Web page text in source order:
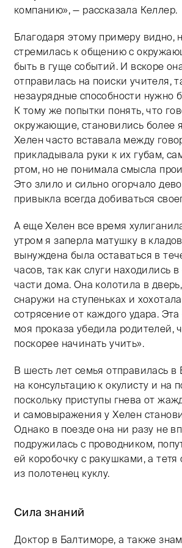
компанию», — рассказала Келлер.
Благодаря этому примеру видно,
стремилась к общению с
быть в гуще событий. И вскоре
отправилась на поиски учителя,
незаурядные способности нужно
К тому же попытки понять, что
окружающие, становились более
Хелен часто вставала между
прикладывала руки к их губам,
ртом, но не понимала смысла
Это злило и сильно огорчало
привыкла всегда добиваться
А еще Хелен все время
утром я заперла матушку в
вынуждена была оставаться в
часов, так как слуги находились
части дома. Она колотила в
снаружи на ступеньках и
сотрясение от каждого удара.
моя проказа убедила родителей,
поскорее начинать учить».
В шесть лет семья отправилась в
на консультацию к окулисту и на
поскольку приступы гнева от
и самовыражения у Хелен
Однако в поезде она ни разу не
подружилась с проводником,
ей коробочку с ракушками, а тетя
из полотенец куклу.
Сила знаний
Доктор в Балтиморе, а также